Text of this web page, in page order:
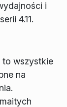
i
4.11.
to wszystkie
na